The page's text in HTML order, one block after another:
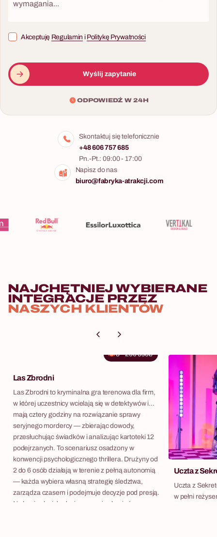
Akceptuję Regulamin i Politykę Prywatności
Wyślij zapytanie
ODPOWIEDŹ W 24H
Skontaktuj się telefonicznie
+48 606 757 685
Pn.-Pt.: 09:00 - 17:00
Napisz do nas
biuro@fabryka-atrakcji.com
NAJCHĘTNIEJ WYBIERANE
INTEGRACJE PRZEZ
NASZYCH KLIENTÓW
8-200osób
Las Zbrodni
Las Zbrodni to kryminalna gra terenowa dla firm,
w której uczestnicy wcielają się w detektywów i
mają cztery godziny na rozwiązanie sprawy
seryjnego mordercy — zbierając dowody,
przesłuchując świadków i analizując kartoteki 12
podejrzanych. To scenariusz osadzony w
konwencji psychologicznego thrillera. Drużyny od
2 do 6 osób działają w terenie z pełną autonomią
— każda wybiera własną strategię śledztwa,
zarządza czasem i podejmuje decyzje pod presją.
Na koniec każda drużyna musi oskarżyć
Uczta z
Uczta z
w pełni